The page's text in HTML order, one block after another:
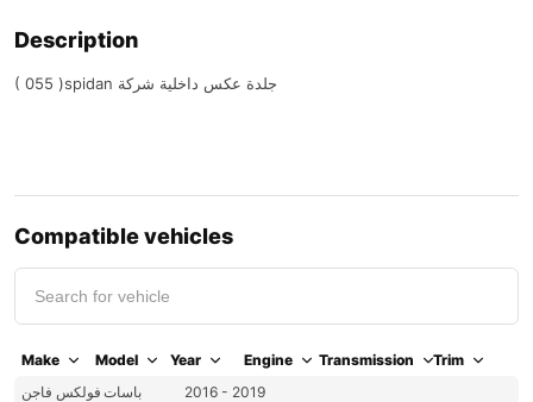
Description
( 055 )spidan جلدة عكس داخلية شركة
Compatible vehicles
Make Model Year Engine Transmission
Trim
فولكس فاجن باسات 2016 - 2019